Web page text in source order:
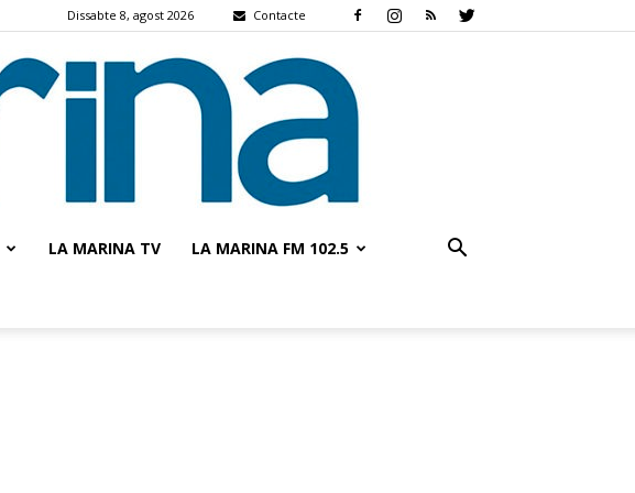
Dissabte 8, agost 2026 Contacte
LA MARINA TV LA MARINA FM 102.5